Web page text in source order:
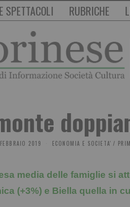
SPETTACOLI RUBRICHE
2019 ECONOMIA E SOCIETA' /
media delle famiglie si
(+3%) e Biella quella in